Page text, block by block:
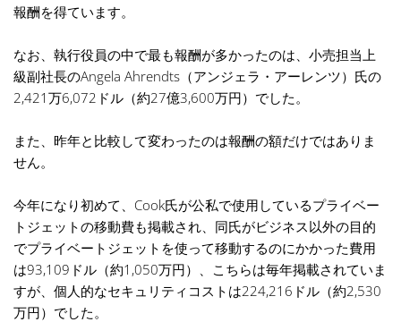
報酬を得ています。
なお、執行役員の中で最も報酬が多かったのは、小売担当上
級副社長のAngela Ahrendts（アンジェラ・アーレンツ）氏の
2,421万6,072ドル（約27億3,600万円）でした。
また、昨年と比較して変わったのは報酬の額だけではありま
せん。
今年になり初めて、Cook氏が公私で使用しているプライベー
トジェットの移動費も掲載され、同氏がビジネス以外の目的
でプライベートジェットを使って移動するのにかかった費用
は93,109ドル（約1,050万円）、こちらは毎年掲載されていま
すが、個人的なセキュリティコストは224,216ドル（約2,530
万円）でした。